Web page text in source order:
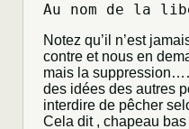
Au nom de la
Notez qu’il n’est
contre et nous en
mais la
des idées des autres
interdire de pêcher
Cela dit , chapeau